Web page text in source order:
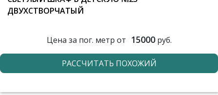
ДВУХСТВОРЧАТЫЙ
Цена за пог. метр от 15000руб.
РАССЧИТАТЬ ПОХОЖИЙ